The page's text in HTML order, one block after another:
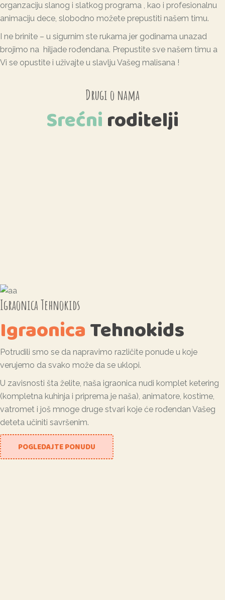
organzaciju slanog i slatkog programa , kao i profesionalnu
animaciju dece, slobodno možete prepustiti našem timu.
I ne brinite – u sigurnim ste rukama jer godinama unazad
brojimo na hiljade rođendana. Prepustite sve našem timu a
Vi se opustite i uživajte u slavlju Vašeg malisana !
Drugi o nama
Srećni roditelji
Igraonica Tehnokids
IgraonicaTehnokids
Potrudili smo se da napravimo različite ponude u koje
verujemo da svako može da se uklopi.
U zavisnosti šta želite, naša igraonica nudi komplet ketering
(kompletna kuhinja i priprema je naša), animatore, kostime,
vatromet i još mnoge druge stvari koje će rođendan Vašeg
deteta učiniti savršenim.
POGLEDAJTE PONUDU